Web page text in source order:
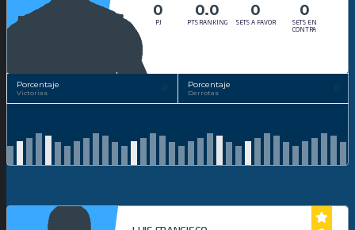
0
PJ
0.0
PTS RANKING
0
SETS A FAVOR
0
SETS EN
CONTRA
Porcentaje
Victorias 0 Porcentaje
Derrotas 0